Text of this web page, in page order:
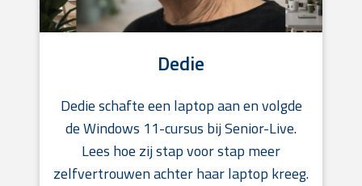
Dedie
Dedie schafte een laptop aan en volgde
de Windows 11-cursus bij Senior-Live.
Lees hoe zij stap voor stap meer
zelfvertrouwen achter haar laptop kreeg.